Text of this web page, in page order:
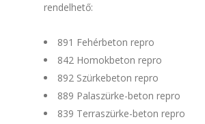
rendelhető:
891 Fehérbeton repro
842 Homokbeton repro
892 Szürkebeton repro
889 Palaszürke-beton repro
839 Terraszürke-beton repro